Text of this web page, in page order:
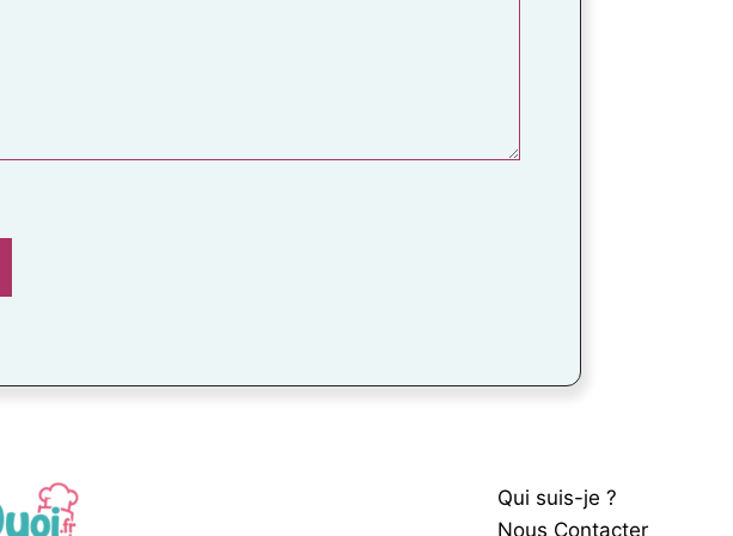
Qui suis-je ?
Nous Contacter